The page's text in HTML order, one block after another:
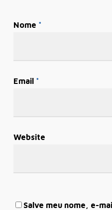
Nome *
Email *
Website
Salve meu nome, e-